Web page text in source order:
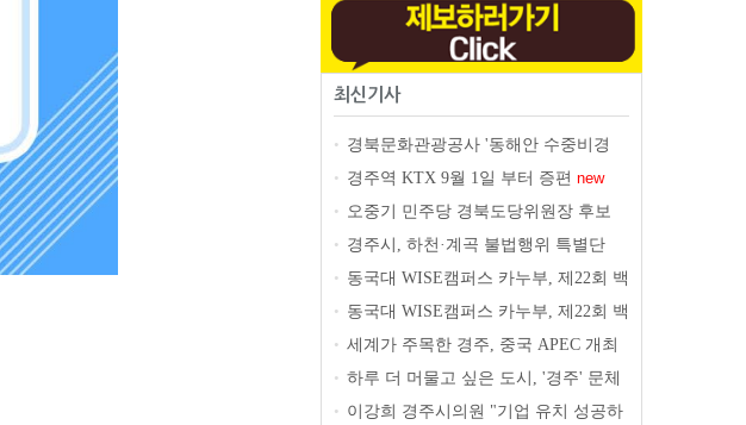
최신기사
• 경북문화관광공사 '동해안 수중비경
11선' 공개 new
• 경주역 KTX 9월 1일 부터 증편 new
•
오중기 민주당 경북도당위원장 후보
출마 선언
• 경주시, 하천·계곡 불법행위 특별단
속… 오는 31일까지 집중 점검
• 동국대 WISE캠퍼스 카누부, 제22회 백
마강배 전국대회 금메달 3개 획득
• 동국대 WISE캠퍼스 카누부, 제22회 백
마강배 전국대회 금메달 3개 획득
• 세계가 주목한 경주, 중국 APEC 개최
도시 선전시 대표단, 경주 성공사례 벤치
• 하루 더 머물고 싶은 도시, '경주' 문체
부 '글로벌 관광특구 육성사업' 선정 국
• 이강희 경주시의원 "기업 유치 성공하